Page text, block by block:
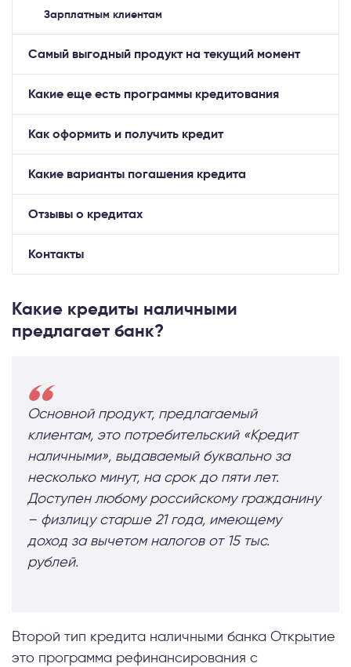
Зарплатным клиентам
Самый выгодный продукт на текущий момент
Какие еще есть программы кредитования
Как оформить и получить кредит
Какие варианты погашения кредита
Отзывы о кредитах
Контакты
Какие кредиты наличными
предлагает банк?
Основной продукт, предлагаемый
клиентам, это потребительский «Кредит
наличными», выдаваемый буквально за
несколько минут, на срок до пяти лет.
Доступен любому российскому гражданину
– физлицу старше 21 года, имеющему
доход за вычетом налогов от 15 тыс.
рублей.
Второй тип кредита наличными банка Открытие
это программа рефинансирования с